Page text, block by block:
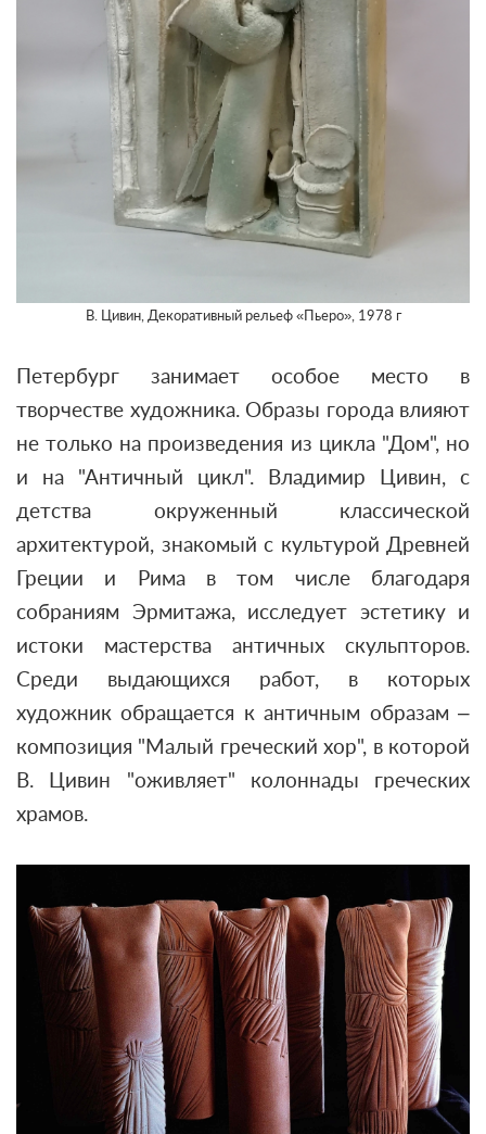
В. Цивин, Декоративный рельеф «Пьеро», 1978 г
Петербург занимает особое место в
творчестве художника. Образы города влияют
не только на произведения из цикла "Дом", но
и на "Античный цикл". Владимир Цивин, с
детства окруженный классической
архитектурой, знакомый с культурой Древней
Греции и Рима в том числе благодаря
собраниям Эрмитажа, исследует эстетику и
истоки мастерства античных скульпторов.
Среди выдающихся работ, в которых
художник обращается к античным образам –
композиция "Малый греческий хор", в которой
В. Цивин "оживляет" колоннады греческих
храмов.